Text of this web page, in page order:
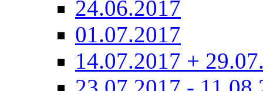
24.06.2017
01.07.2017
14.07.2017 +